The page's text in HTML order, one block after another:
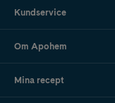
Kundservice
Om Apohem
Mina recept